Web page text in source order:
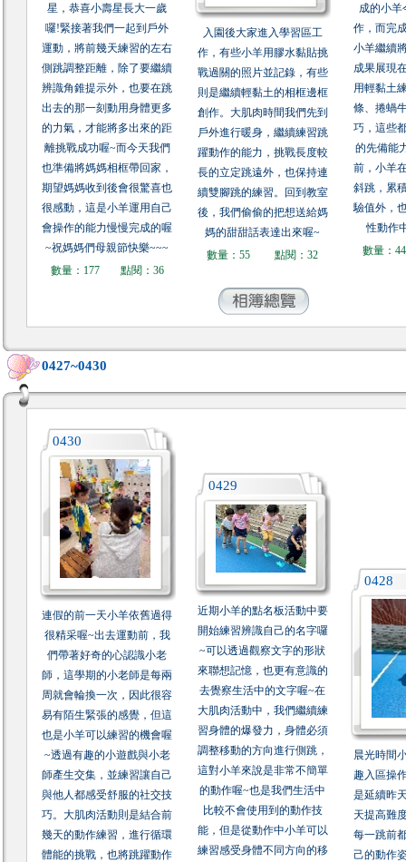
星，恭喜小壽星長大一歲
囉!緊接著我們一起到戶外
運動，將前幾天練習的左右
側跳調整距離，除了要繼續
辨識角錐提示外，也要在跳
出去的那一刻動用身體更多
的力氣，才能將多出來的距
離挑戰成功喔~而今天我們
也準備將媽媽相框帶回家，
期望媽媽收到後會很驚喜也
很感動，這是小羊運用自己
會操作的能力慢慢完成的喔
~祝媽媽們母親節快樂~~~
數量：177
點閱：36
入園後大家進入學習區工
作，有些小羊用膠水黏貼挑
戰過關的照片並記錄，有些
則是繼續輕黏土的相框邊框
創作。大肌肉時間我們先到
戶外進行暖身，繼續練習跳
躍動作的能力，挑戰長度較
長的立定跳遠外，也保持連
續雙腳跳的練習。回到教室
後，我們偷偷的把想送給媽
媽的甜甜話表達出來喔~
數量：55
點閱：32
成的小羊
作，而完
小羊繼續
成果展現
用輕黏土
條、捲蝸
巧，這些
的先備能
前，小羊
斜跳，累
驗值外，
性動作
數量：44
0427~0430
0430
連假的前一天小羊依舊過得
很精采喔~出去運動前，我
們帶著好奇的心認識小老
師，這學期的小老師是每兩
周就會輪換一次，因此很容
易有陌生緊張的感覺，但這
也是小羊可以練習的機會喔
~透過有趣的小遊戲與小老
師產生交集，並練習讓自己
與他人都感受舒服的社交技
巧。大肌肉活動則是結合前
幾天的動作練習，進行循環
體能的挑戰，也將跳躍動作
0429
近期小羊的點名板活動中要
開始練習辨識自己的名字囉
~可以透過觀察文字的形狀
來聯想記憶，也更有意識的
去覺察生活中的文字喔~在
大肌肉活動中，我們繼續練
習身體的爆發力，身體必須
調整移動的方向進行側跳，
這對小羊來說是非常不簡單
的動作喔~也是我們生活中
比較不會使用到的動作技
能，但是從動作中小羊可以
練習感受身體不同方向的移
0428
晨光時間
趣入區操
是延續昨
天提高難
每一跳前
己的動作